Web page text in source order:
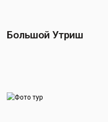
Большой Утриш